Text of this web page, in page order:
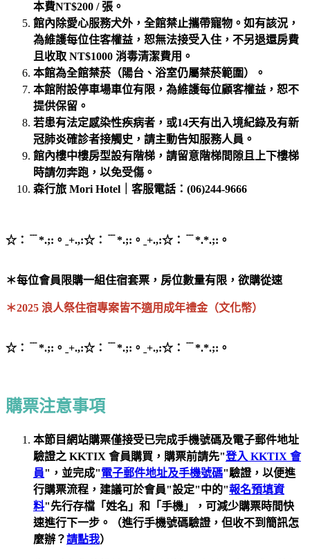
本費NT$200 / 張。
館內除愛心服務犬外，全館禁止攜帶寵物。如有該況，
為維護每位住客權益，恕無法接受入住，不另退還房費
且收取 NT$1000 消毒清潔費用。
本館為全館禁菸（陽台、浴室仍屬禁菸範圍）。
本館附設停車場車位有限，為維護每位顧客權益，恕不
提供保留。
若患有法定感染性疾病者，或14天有出入境紀錄及有新
冠肺炎確診者接觸史，請主動告知服務人員。
館內樓中樓房型設有階梯，請留意階梯間隙且上下樓梯
時請勿奔跑，以免受傷。
森行旅 Mori Hotel｜客服電話：(06)244-9666
☆：﹉*.;:。ˍ+.,:☆：﹉*.;:。ˍ+.,:☆：﹉*.*.;:。
＊每位會員限購一組住宿套票， 房位數量有限，欲購從速
＊2025 浪人祭住宿專案皆不適用成年禮金（文化幣）
☆：﹉*.;:。ˍ+.,:☆：﹉*.;:。ˍ+.,:☆：﹉*.*.;:。
購票注意事項
本節目網站購票僅接受已完成手機號碼及電子郵件地址
驗證之 KKTIX 會員購買， 購票前請先"登入 KKTIX 會
員"， 並完成"電子郵件地址及手機號碼"驗證，以便進
行購票流程，建議可於會員"設定"中的"報名預填資
料"先行存檔「姓名」和「手機」，可減少購票時間快
速進行下一步。
（進行手機號碼驗證，但收不到簡訊怎
麼辦？請點我）